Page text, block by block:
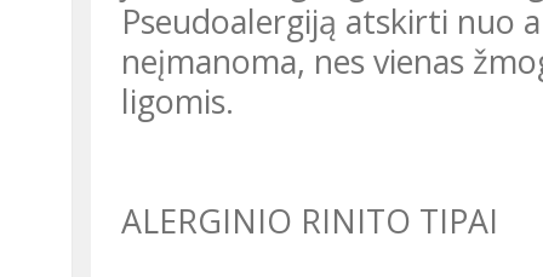
Pseudoalergiją atskirti nuo
neįmanoma, nes vienas
ligomis.
ALERGINIO RINITO TIPAI